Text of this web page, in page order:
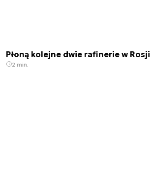
Płoną kolejne dwie rafinerie w Rosji
2 min.